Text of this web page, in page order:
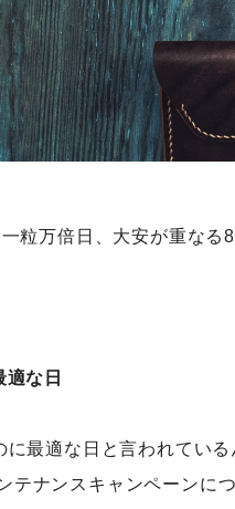
粒万倍日、大安が重なる8
な日
最適な日と言われている
テナンスキャンペーンに